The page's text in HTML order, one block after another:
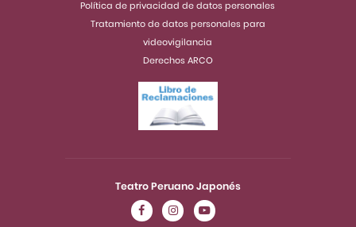
Teatro Peruano Japonés
Política de privacidad de datos personales
Tratamiento de datos personales para
videovigilancia
Derechos ARCO